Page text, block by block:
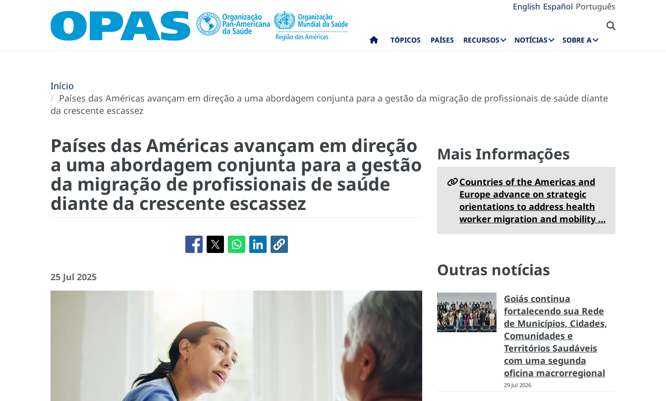
English Español Português
TÓPICOS PAÍSES RECURSOS NOTÍCIAS SOBRE A
Início
Países das Américas avançam em direção a uma abordagem conjunta para a gestão da migração de profissionais de saúde diante
da crescente escassez
Países das Américas avançam em direção
a uma abordagem conjunta para a gestão
da migração de profissionais de saúde
diante da crescente escassez
25 Jul 2025
Mais Informações
Countries of the Americas and
Europe advance on strategic
orientations to address health
worker migration and mobility …
Outras notícias
Goiás continua
fortalecendo sua Rede
de Municípios, Cidades,
Comunidades e
Territórios Saudáveis
com uma segunda
oficina macrorregional
29 Jul 2026